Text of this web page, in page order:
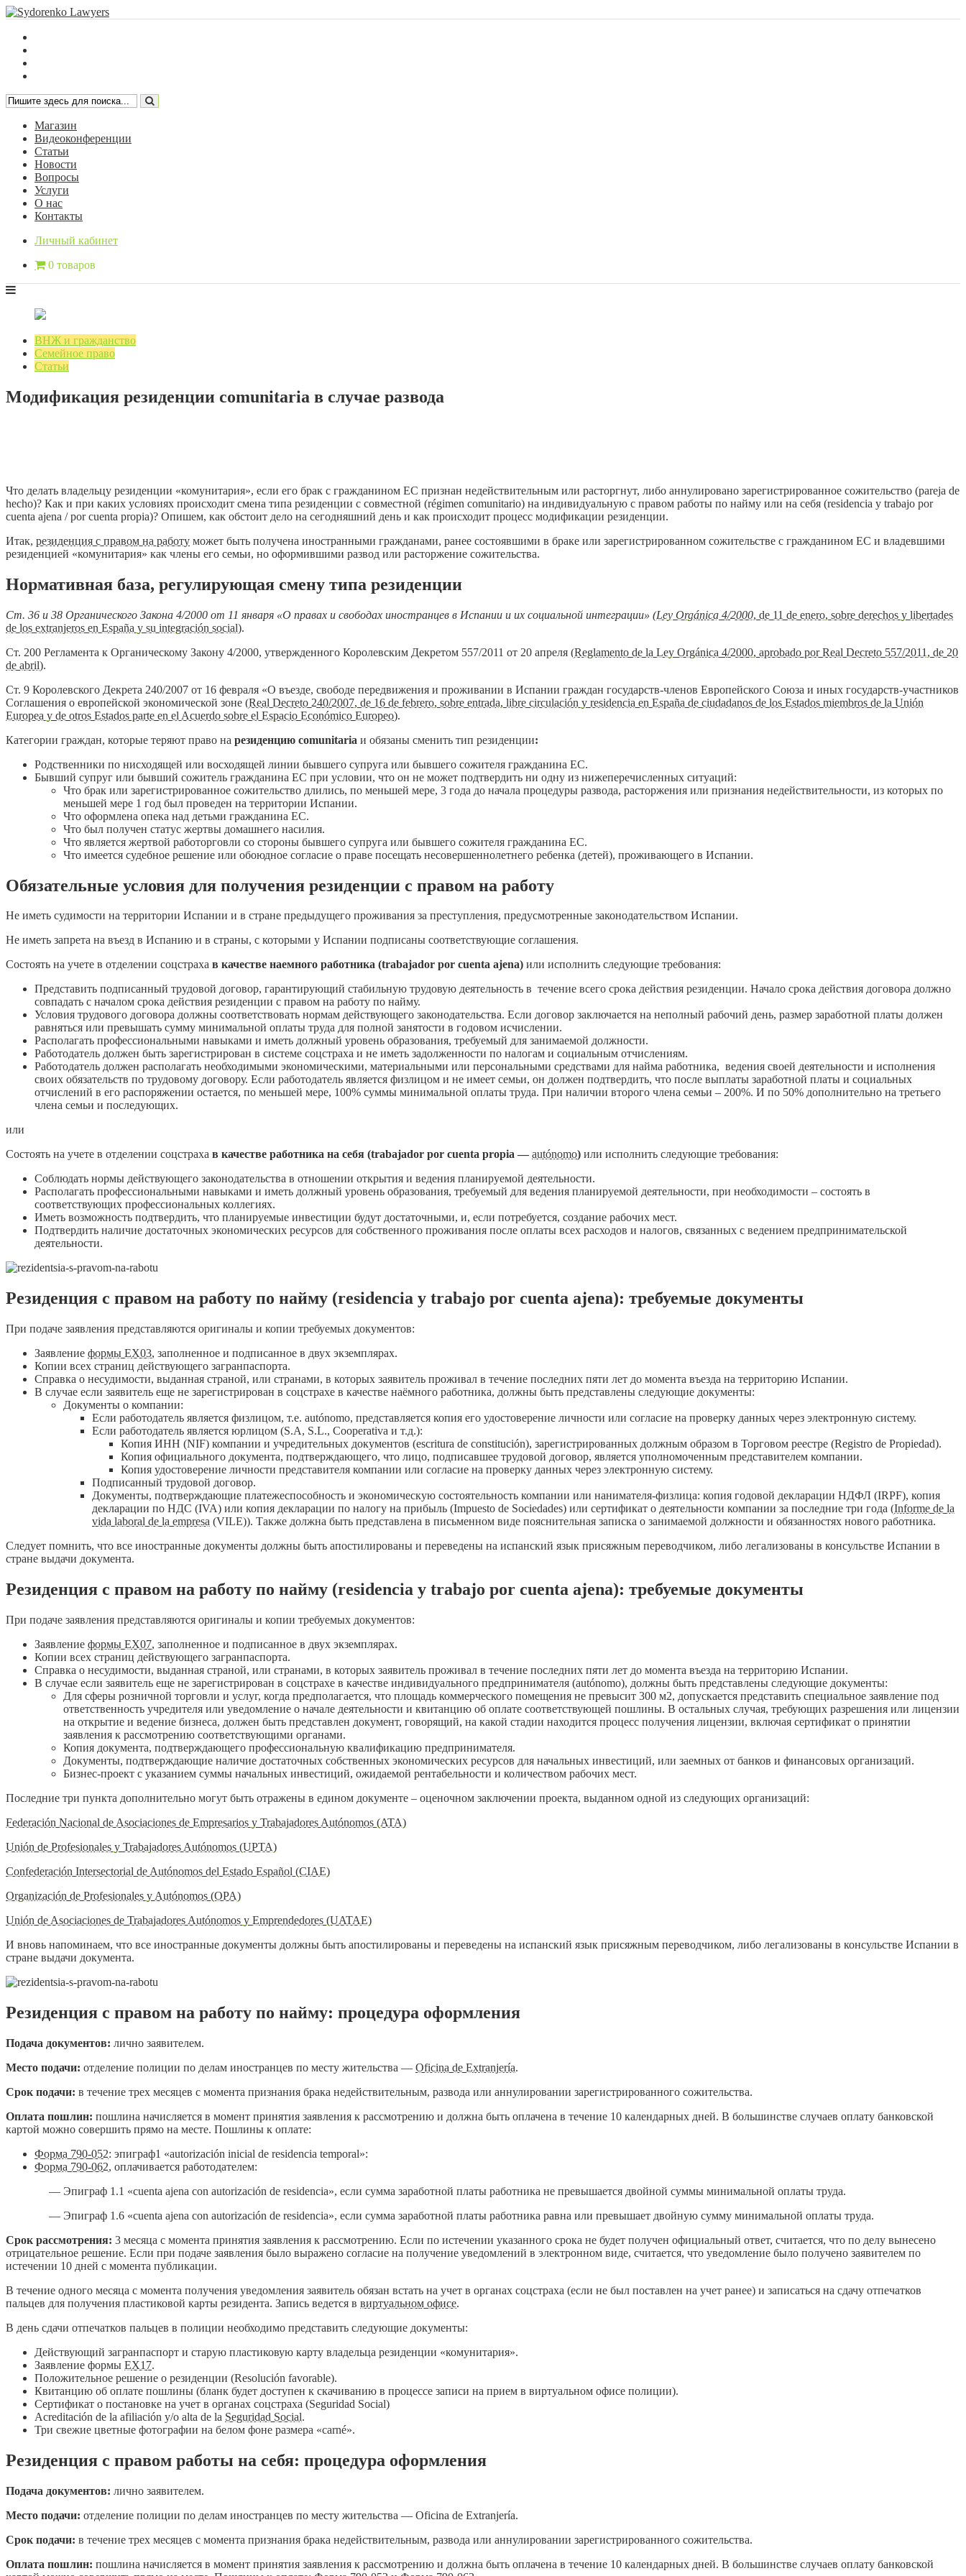
Магазин
Видеоконференции
Статьи
Новости
Вопросы
Услуги
О нас
Контакты
Личный кабинет
0 товаров
ВНЖ и гражданство
Семейное право
Статьи
Модификация резиденции comunitaria в случае развода
Что делать владельцу резиденции «комунитария», если его брак с гражданином ЕС признан недействительным или расторгнут, либо аннулировано зарегистрированное сожительство (pareja de
hecho)? Как и при каких условиях происходит смена типа резиденции с совместной (régimen comunitario) на индивидуальную с правом работы по найму или на себя (residencia y trabajo por
cuenta ajena / por cuenta propia)? Опишем, как обстоит дело на сегодняшний день и как происходит процесс модификации резиденции.
Итак, резиденция с правом на работу может быть получена иностранными гражданами, ранее состоявшими в браке или зарегистрированном сожительстве с гражданином ЕС и владевшими
резиденцией «комунитария» как члены его семьи, но оформившими развод или расторжение сожительства.
Нормативная база, регулирующая смену типа резиденции
Ст. 36 и 38 Органического Закона 4/2000 от 11 января «О правах и свободах иностранцев в Испании и их социальной интеграции» (Ley Orgánica 4/2000, de 11 de enero, sobre derechos y libertades
de los extranjeros en España y su integración social).
Ст. 200 Регламента к Органическому Закону 4/2000, утвержденного Королевским Декретом 557/2011 от 20 апреля (Reglamento de la Ley Orgánica 4/2000, aprobado por Real Decreto 557/2011, de 20
de abril).
Ст. 9 Королевского Декрета 240/2007 от 16 февраля «О въезде, свободе передвижения и проживании в Испании граждан государств-членов Европейского Союза и иных государств-участников
Соглашения о европейской экономической зоне (Real Decreto 240/2007, de 16 de febrero, sobre entrada, libre circulación y residencia en España de ciudadanos de los Estados miembros de la Unión
Europea y de otros Estados parte en el Acuerdo sobre el Espacio Económico Europeo).
Категории граждан, которые теряют право на резиденцию comunitaria и обязаны сменить тип резиденции:
Родственники по нисходящей или восходящей линии бывшего супруга или бывшего сожителя гражданина ЕС.
Бывший супруг или бывший сожитель гражданина ЕС при условии, что он не может подтвердить ни одну из нижеперечисленных ситуаций:
Что брак или зарегистрированное сожительство длились, по меньшей мере, 3 года до начала процедуры развода, расторжения или признания недействительности, из которых по
меньшей мере 1 год был проведен на территории Испании.
Что оформлена опека над детьми гражданина ЕС.
Что был получен статус жертвы домашнего насилия.
Что является жертвой работорговли со стороны бывшего супруга или бывшего сожителя гражданина ЕС.
Что имеется судебное решение или обоюдное согласие о праве посещать несовершеннолетнего ребенка (детей), проживающего в Испании.
Обязательные условия для получения резиденции с правом на работу
Не иметь судимости на территории Испании и в стране предыдущего проживания за преступления, предусмотренные законодательством Испании.
Не иметь запрета на въезд в Испанию и в страны, с которыми у Испании подписаны соответствующие соглашения.
Состоять на учете в отделении соцстраха в качестве наемного работника (trabajador por cuenta ajena) или исполнить следующие требования:
Представить подписанный трудовой договор, гарантирующий стабильную трудовую деятельность в течение всего срока действия резиденции. Начало срока действия договора должно
совпадать с началом срока действия резиденции с правом на работу по найму.
Условия трудового договора должны соответствовать нормам действующего законодательства. Если договор заключается на неполный рабочий день, размер заработной платы должен
равняться или превышать сумму минимальной оплаты труда для полной занятости в годовом исчислении.
Располагать профессиональными навыками и иметь должный уровень образования, требуемый для занимаемой должности.
Работодатель должен быть зарегистрирован в системе соцстраха и не иметь задолженности по налогам и социальным отчислениям.
Работодатель должен располагать необходимыми экономическими, материальными или персональными средствами для найма работника, ведения своей деятельности и исполнения
своих обязательств по трудовому договору. Если работодатель является физлицом и не имеет семьи, он должен подтвердить, что после выплаты заработной платы и социальных
отчислений в его распоряжении остается, по меньшей мере, 100% суммы минимальной оплаты труда. При наличии второго члена семьи – 200%. И по 50% дополнительно на третьего
члена семьи и последующих.
или
Состоять на учете в отделении соцстраха в качестве работника на себя (trabajador por cuenta propia — autónomo) или исполнить следующие требования:
Соблюдать нормы действующего законодательства в отношении открытия и ведения планируемой деятельности.
Располагать профессиональными навыками и иметь должный уровень образования, требуемый для ведения планируемой деятельности, при необходимости – состоять в
соответствующих профессиональных коллегиях.
Иметь возможность подтвердить, что планируемые инвестиции будут достаточными, и, если потребуется, создание рабочих мест.
Подтвердить наличие достаточных экономических ресурсов для собственного проживания после оплаты всех расходов и налогов, связанных с ведением предпринимательской
деятельности.
Резиденция с правом на работу по найму (residencia y trabajo por cuenta ajena): требуемые документы
При подаче заявления представляются оригиналы и копии требуемых документов:
Заявление формы EX03, заполненное и подписанное в двух экземплярах.
Копии всех страниц действующего загранпаспорта.
Справка о несудимости, выданная страной, или странами, в которых заявитель проживал в течение последних пяти лет до момента въезда на территорию Испании.
В случае если заявитель еще не зарегистрирован в соцстрахе в качестве наёмного работника, должны быть представлены следующие документы:
Документы о компании:
Если работодатель является физлицом, т.е. autónomo, представляется копия его удостоверение личности или согласие на проверку данных через электронную систему.
Если работодатель является юрлицом (S.A, S.L., Cooperativa и т.д.):
Копия ИНН (NIF) компании и учредительных документов (escritura de constitución), зарегистрированных должным образом в Торговом реестре (Registro de Propiedad).
Копия официального документа, подтверждающего, что лицо, подписавшее трудовой договор, является уполномоченным представителем компании.
Копия удостоверение личности представителя компании или согласие на проверку данных через электронную систему.
Подписанный трудовой договор.
Документы, подтверждающие платежеспособность и экономическую состоятельность компании или нанимателя-физлица: копия годовой декларации НДФЛ (IRPF), копия
декларации по НДС (IVA) или копия декларации по налогу на прибыль (Impuesto de Sociedades) или сертификат о деятельности компании за последние три года (Informe de la
vida laboral de la empresa (VILE)). Также должна быть представлена в письменном виде пояснительная записка о занимаемой должности и обязанностях нового работника.
Следует помнить, что все иностранные документы должны быть апостилированы и переведены на испанский язык присяжным переводчиком, либо легализованы в консульстве Испании в
стране выдачи документа.
Резиденция с правом на работу по найму (residencia y trabajo por cuenta ajena): требуемые документы
При подаче заявления представляются оригиналы и копии требуемых документов:
Заявление формы EX07, заполненное и подписанное в двух экземплярах.
Копии всех страниц действующего загранпаспорта.
Справка о несудимости, выданная страной, или странами, в которых заявитель проживал в течение последних пяти лет до момента въезда на территорию Испании.
В случае если заявитель еще не зарегистрирован в соцстрахе в качестве индивидуального предпринимателя (autónomo), должны быть представлены следующие документы:
Для сферы розничной торговли и услуг, когда предполагается, что площадь коммерческого помещения не превысит 300 м2, допускается представить специальное заявление под
ответственность учредителя или уведомление о начале деятельности и квитанцию об оплате соответствующей пошлины. В остальных случая, требующих разрешения или лицензии
на открытие и ведение бизнеса, должен быть представлен документ, говорящий, на какой стадии находится процесс получения лицензии, включая сертификат о принятии
заявления к рассмотрению соответствующими органами.
Копия документа, подтверждающего профессиональную квалификацию предпринимателя.
Документы, подтверждающие наличие достаточных собственных экономических ресурсов для начальных инвестиций, или заемных от банков и финансовых организаций.
Бизнес-проект с указанием суммы начальных инвестиций, ожидаемой рентабельности и количеством рабочих мест.
Последние три пункта дополнительно могут быть отражены в едином документе – оценочном заключении проекта, выданном одной из следующих организаций:
Federación Nacional de Asociaciones de Empresarios y Trabajadores Autónomos (ATA)
Unión de Profesionales y Trabajadores Autónomos (UPTA)
Confederación Intersectorial de Autónomos del Estado Español (CIAE)
Organización de Profesionales y Autónomos (OPA)
Unión de Asociaciones de Trabajadores Autónomos y Emprendedores (UATAE)
И вновь напоминаем, что все иностранные документы должны быть апостилированы и переведены на испанский язык присяжным переводчиком, либо легализованы в консульстве Испании в
стране выдачи документа.
Резиденция с правом на работу по найму: процедура оформления
Подача документов: лично заявителем.
Место подачи: отделение полиции по делам иностранцев по месту жительства — Oficina de Extranjería.
Срок подачи: в течение трех месяцев с момента признания брака недействительным, развода или аннулировании зарегистрированного сожительства.
Оплата пошлин: пошлина начисляется в момент принятия заявления к рассмотрению и должна быть оплачена в течение 10 календарных дней. В большинстве случаев оплату банковской
картой можно совершить прямо на месте. Пошлины к оплате:
Форма 790-052: эпиграф1 «autorización inicial de residencia temporal»:
Форма 790-062, оплачивается работодателем:
— Эпиграф 1.1 «cuenta ajena con autorización de residencia», если сумма заработной платы работника не превышается двойной суммы минимальной оплаты труда.
— Эпиграф 1.6 «cuenta ajena con autorización de residencia», если сумма заработной платы работника равна или превышает двойную сумму минимальной оплаты труда.
Срок рассмотрения: 3 месяца с момента принятия заявления к рассмотрению. Если по истечении указанного срока не будет получен официальный ответ, считается, что по делу вынесено
отрицательное решение. Если при подаче заявления было выражено согласие на получение уведомлений в электронном виде, считается, что уведомление было получено заявителем по
истечении 10 дней с момента публикации.
В течение одного месяца с момента получения уведомления заявитель обязан встать на учет в органах соцстраха (если не был поставлен на учет ранее) и записаться на сдачу отпечатков
пальцев для получения пластиковой карты резидента. Запись ведется в виртуальном офисе.
В день сдачи отпечатков пальцев в полиции необходимо представить следующие документы:
Действующий загранпаспорт и старую пластиковую карту владельца резиденции «комунитария».
Заявление формы EX17.
Положительное решение о резиденции (Resolución favorable).
Квитанцию об оплате пошлины (бланк будет доступен к скачиванию в процессе записи на прием в виртуальном офисе полиции).
Сертификат о постановке на учет в органах соцстраха (Seguridad Social)
Acreditación de la afiliación y/o alta de la Seguridad Social.
Три свежие цветные фотографии на белом фоне размера «carné».
Резиденция с правом работы на себя: процедура оформления
Подача документов: лично заявителем.
Место подачи: отделение полиции по делам иностранцев по месту жительства — Oficina de Extranjería.
Срок подачи: в течение трех месяцев с момента признания брака недействительным, развода или аннулировании зарегистрированного сожительства.
Оплата пошлин: пошлина начисляется в момент принятия заявления к рассмотрению и должна быть оплачена в течение 10 календарных дней. В большинстве случаев оплату банковской